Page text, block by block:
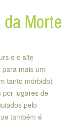
Morte
e o site
para mais um
tanto mórbido)
por lugares de
pelo
também é